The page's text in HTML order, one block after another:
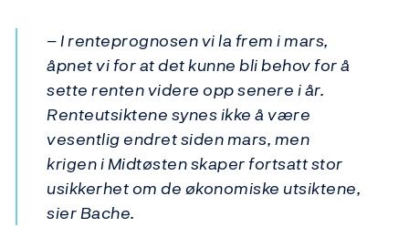
– I renteprognosen vi la frem i mars,
åpnet vi for at det kunne bli behov for å
sette renten videre opp senere i år.
Renteutsiktene synes ikke å være
vesentlig endret siden mars, men
krigen i Midtøsten skaper fortsatt stor
usikkerhet om de økonomiske utsiktene,
sier Bache.